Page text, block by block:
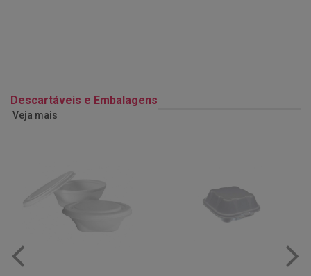
Descartáveis e Embalagens
Veja mais